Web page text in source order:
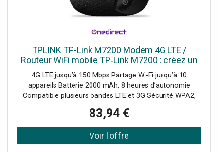
TPLINK TP-Link M7200 Modem 4G LTE /
Routeur WiFi mobile TP‑Link M7200 : créez un
hotspot sécurisé puissant pour jusqu’à 10
utilisateurs, 8h d’autonomie.
4G LTE jusqu’à 150 Mbps Partage Wi-Fi jusqu’à 10
appareils Batterie 2000 mAh, 8 heures d’autonomie
Compatible plusieurs bandes LTE et 3G Sécurité WPA2,
connexion et batterie Installation rapide plug-and-play
83,94 €